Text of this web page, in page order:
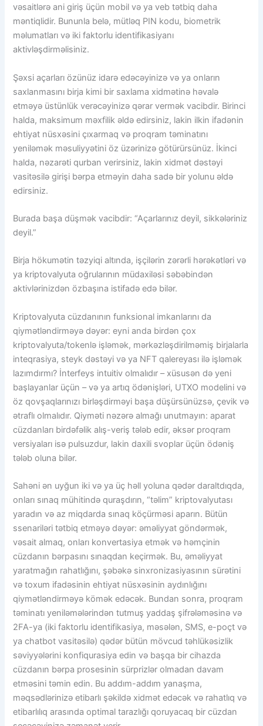
vəsaitlərə ani giriş üçün mobil və ya veb tətbiq daha
məntiqlidir. Bununla belə, mütləq PIN kodu, biometrik
məlumatları və iki faktorlu identifikasiyanı
aktivləşdirməlisiniz.
Şəxsi açarları özünüz idarə edəcəyinizə və ya onların
saxlanmasını birja kimi bir saxlama xidmətinə həvalə
etməyə üstünlük verəcəyinizə qərar vermək vacibdir. Birinci
halda, maksimum məxfilik əldə edirsiniz, lakin ilkin ifadənin
ehtiyat nüsxəsini çıxarmaq və proqram təminatını
yeniləmək məsuliyyətini öz üzərinizə götürürsünüz. İkinci
halda, nəzarəti qurban verirsiniz, lakin xidmət dəstəyi
vasitəsilə girişi bərpa etməyin daha sadə bir yolunu əldə
edirsiniz.
Burada başa düşmək vacibdir: “Açarlarınız deyil, sikkələriniz
deyil.”
Birja hökumətin təzyiqi altında, işçilərin zərərli hərəkətləri və
ya kriptovalyuta oğrularının müdaxiləsi səbəbindən
aktivlərinizdən özbaşına istifadə edə bilər.
Kriptovalyuta cüzdanının funksional imkanlarını da
qiymətləndirməyə dəyər: eyni anda birdən çox
kriptovalyuta/tokenlə işləmək, mərkəzləşdirilməmiş birjalarla
inteqrasiya, steyk dəstəyi və ya NFT qalereyası ilə işləmək
lazımdırmı? İnterfeys intuitiv olmalıdır – xüsusən də yeni
başlayanlar üçün – və ya artıq ödənişləri, UTXO modelini və
öz qovşaqlarınızı birləşdirməyi başa düşürsünüzsə, çevik və
ətraflı olmalıdır. Qiyməti nəzərə almağı unutmayın: aparat
cüzdanları birdəfəlik alış-veriş tələb edir, əksər proqram
versiyaları isə pulsuzdur, lakin daxili svoplar üçün ödəniş
tələb oluna bilər.
Sahəni ən uyğun iki və ya üç həll yoluna qədər daraltdıqda,
onları sınaq mühitində quraşdırın, “təlim” kriptovalyutası
yaradın və az miqdarda sınaq köçürməsi aparın. Bütün
ssenariləri tətbiq etməyə dəyər: əməliyyat göndərmək,
vəsait almaq, onları konvertasiya etmək və həmçinin
cüzdanın bərpasını sınaqdan keçirmək. Bu, əməliyyat
yaratmağın rahatlığını, şəbəkə sinxronizasiyasının sürətini
və toxum ifadəsinin ehtiyat nüsxəsinin aydınlığını
qiymətləndirməyə kömək edəcək. Bundan sonra, proqram
təminatı yeniləmələrindən tutmuş yaddaş şifrələməsinə və
2FA-ya (iki faktorlu identifikasiya, məsələn, SMS, e-poçt və
ya chatbot vasitəsilə) qədər bütün mövcud təhlükəsizlik
səviyyələrini konfiqurasiya edin və başqa bir cihazda
cüzdanın bərpa prosesinin sürprizlər olmadan davam
etməsini təmin edin. Bu addım-addım yanaşma,
məqsədlərinizə etibarlı şəkildə xidmət edəcək və rahatlıq və
etibarlılıq arasında optimal tarazlığı qoruyacaq bir cüzdan